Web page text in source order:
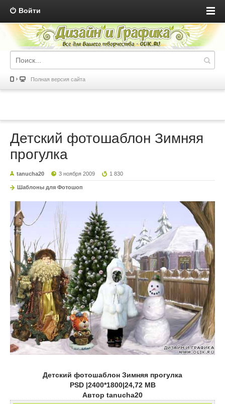
Войти
Полная версия сайта
Детский фотошаблон Зимняя
прогулка
tanucha20 3 ноября 2009 1 830
Шаблоны для Фотошоп
Детский фотошаблон Зимняя прогулка
PSD |2400*1800|24,72 MB
Автор tanucha20